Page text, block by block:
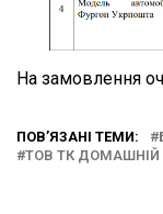
На замовлення
ПОВ’ЯЗАНІ ТЕМИ:
ТОВ ТК ДОМАШНІЙ